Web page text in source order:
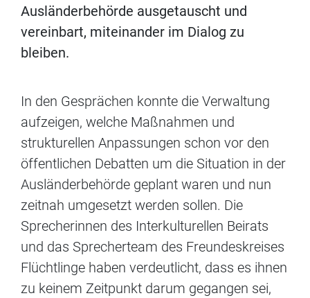
Ausländerbehörde ausgetauscht und
vereinbart, miteinander im Dialog zu
bleiben.
In den Gesprächen konnte die Verwaltung
aufzeigen, welche Maßnahmen und
strukturellen Anpassungen schon vor den
öffentlichen Debatten um die Situation in der
Ausländerbehörde geplant waren und nun
zeitnah umgesetzt werden sollen. Die
Sprecherinnen des Interkulturellen Beirats
und das Sprecherteam des Freundeskreises
Flüchtlinge haben verdeutlicht, dass es ihnen
zu keinem Zeitpunkt darum gegangen sei,